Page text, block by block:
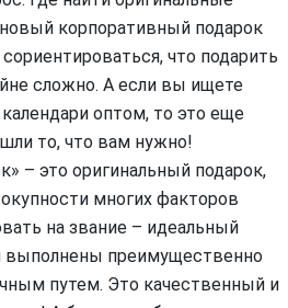
корпоративный подарок
что подарить
сложно. А если вы ищете
оптом, то это еще
то, что вам нужно!
– это оригинальный подарок,
многих факторов
на звание – идеальный
выполнены преимущественно
путем. Это качественный и